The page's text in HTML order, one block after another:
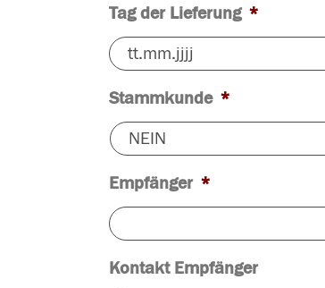
Tag der Lieferung *
Stammkunde *
Empfänger *
Kontakt Empfänger